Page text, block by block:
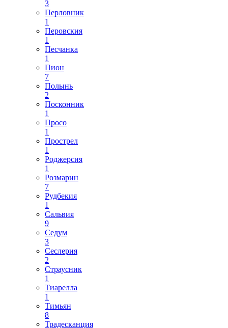
3
Перловник
1
Перовския
1
Песчанка
1
Пион
7
Полынь
2
Посконник
1
Просо
1
Прострел
1
Роджерсия
1
Розмарин
7
Рудбекия
1
Сальвия
9
Седум
3
Сеслерия
2
Страусник
1
Тиарелла
1
Тимьян
8
Традесканция